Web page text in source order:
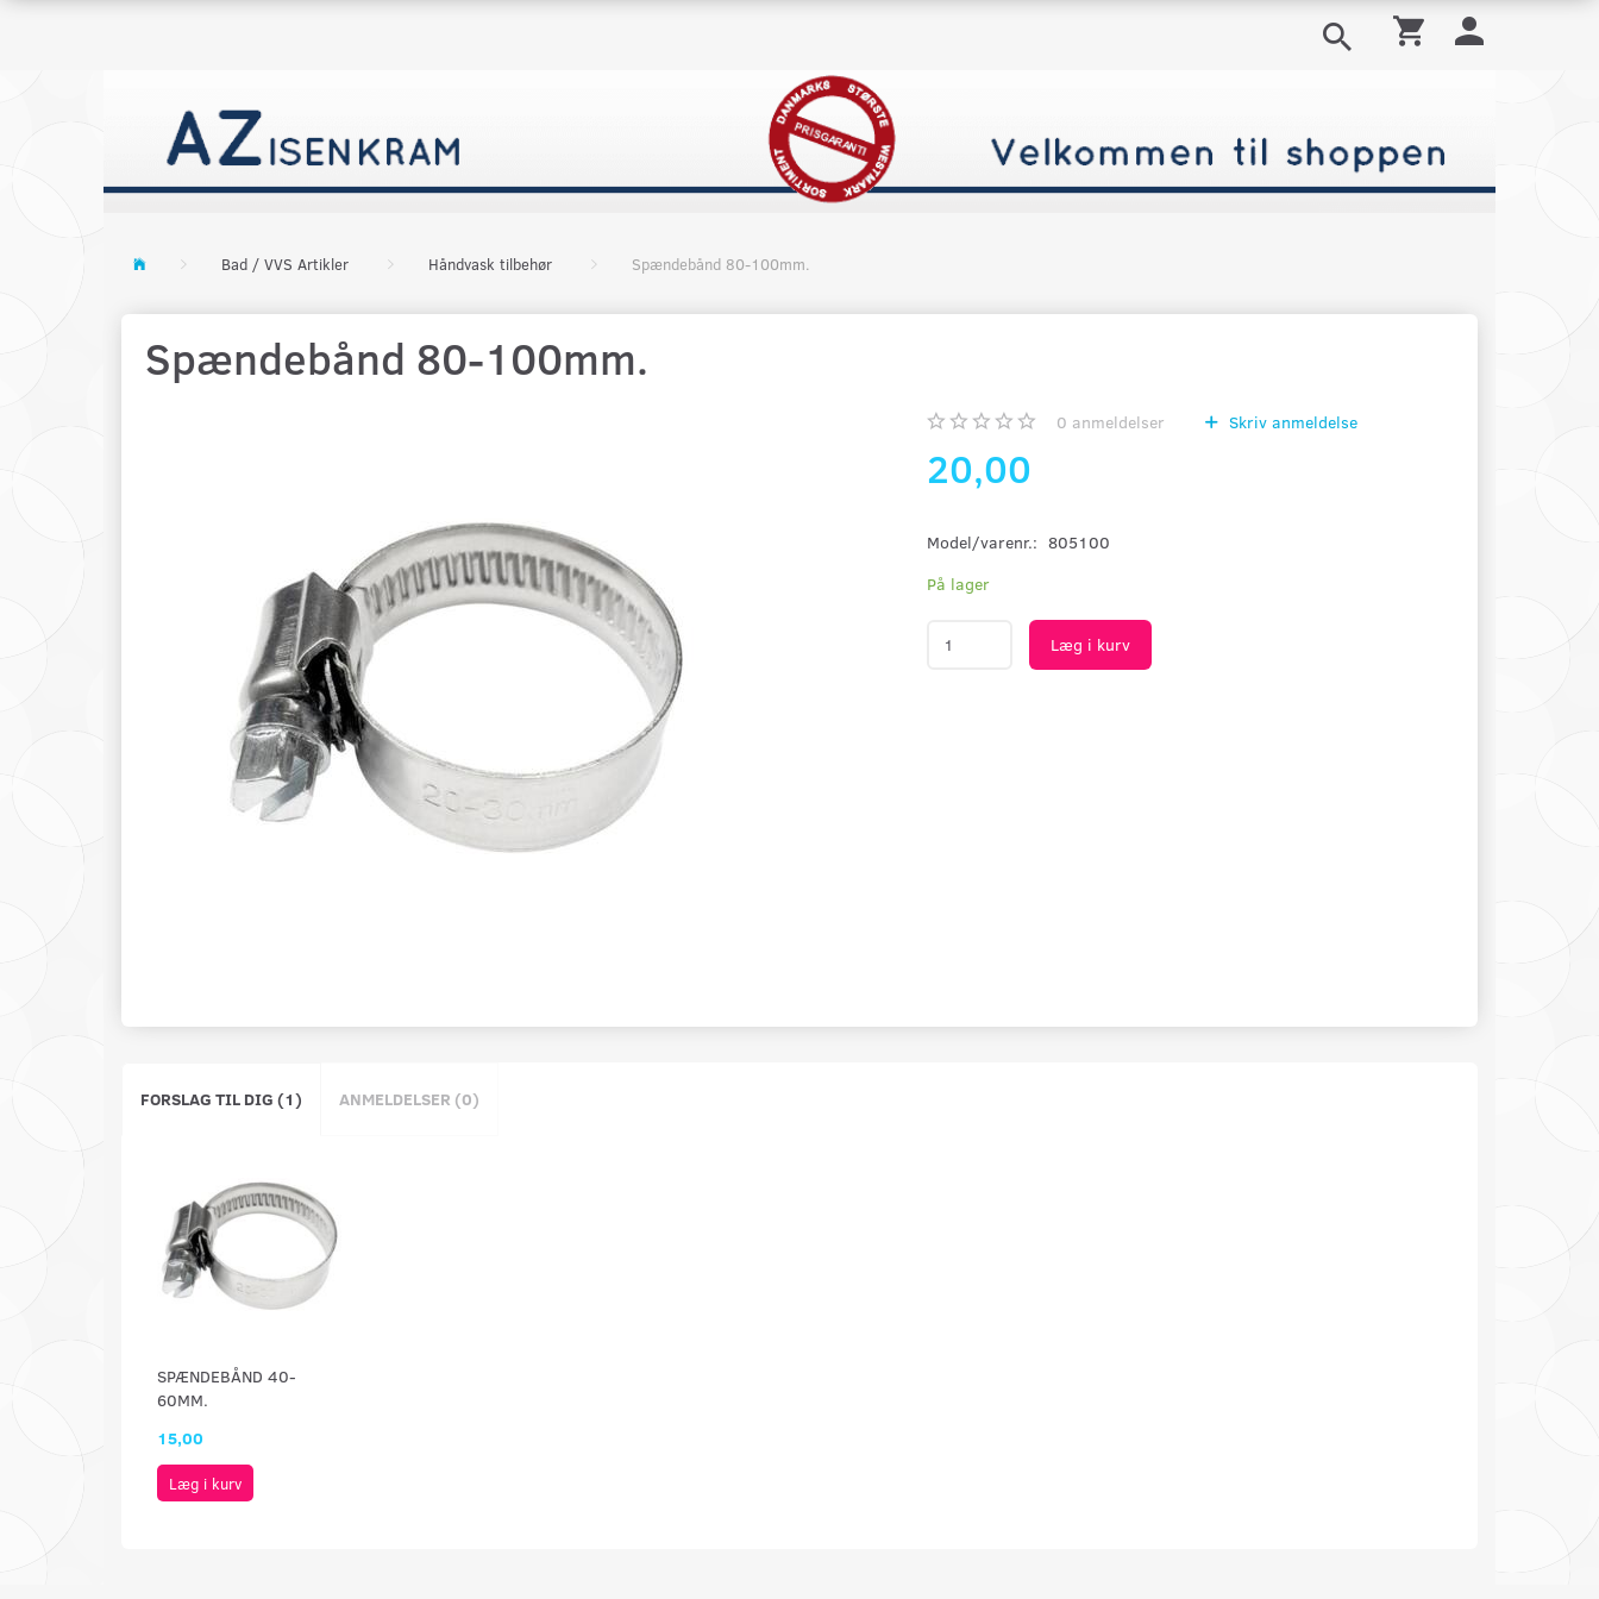
Bad / VVS Artikler Håndvask tilbehør Spændebånd 80-100mm.
Spændebånd 80-100mm.
0 anmeldelser Skriv anmeldelse
20,00
Model/varenr.: 805100
På lager
Læg i kurv
FORSLAG TIL DIG (1) ANMELDELSER (0)
SPÆNDEBÅND 40-
60MM.
15,00
Læg i kurv